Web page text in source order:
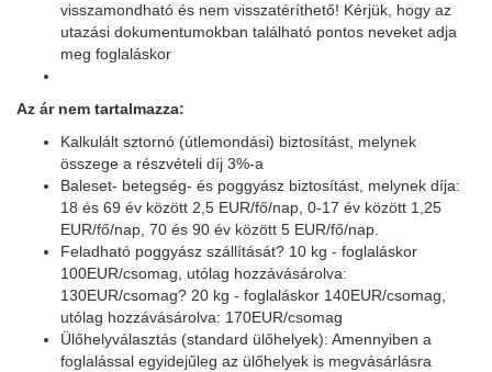
visszamondható és nem visszatéríthető! Kérjük, hogy az
utazási dokumentumokban található pontos neveket adja
meg foglaláskor
Az ár nem tartalmazza:
Kalkulált sztornó (útlemondási) biztosítást, melynek
összege a részvételi díj 3%-a
Baleset- betegség- és poggyász biztosítást, melynek díja:
18 és 69 év között 2,5 EUR/fő/nap, 0-17 év között 1,25
EUR/fő/nap, 70 és 90 év között 5 EUR/fő/nap.
Feladható poggyász szállítását? 10 kg - foglaláskor
100EUR/csomag, utólag hozzávásárolva:
130EUR/csomag? 20 kg - foglaláskor 140EUR/csomag,
utólag hozzávásárolva: 170EUR/csomag
Ülőhelyválasztás (standard ülőhelyek): Amennyiben a
foglalással egyidejűleg az ülőhelyek is megvásárlásra